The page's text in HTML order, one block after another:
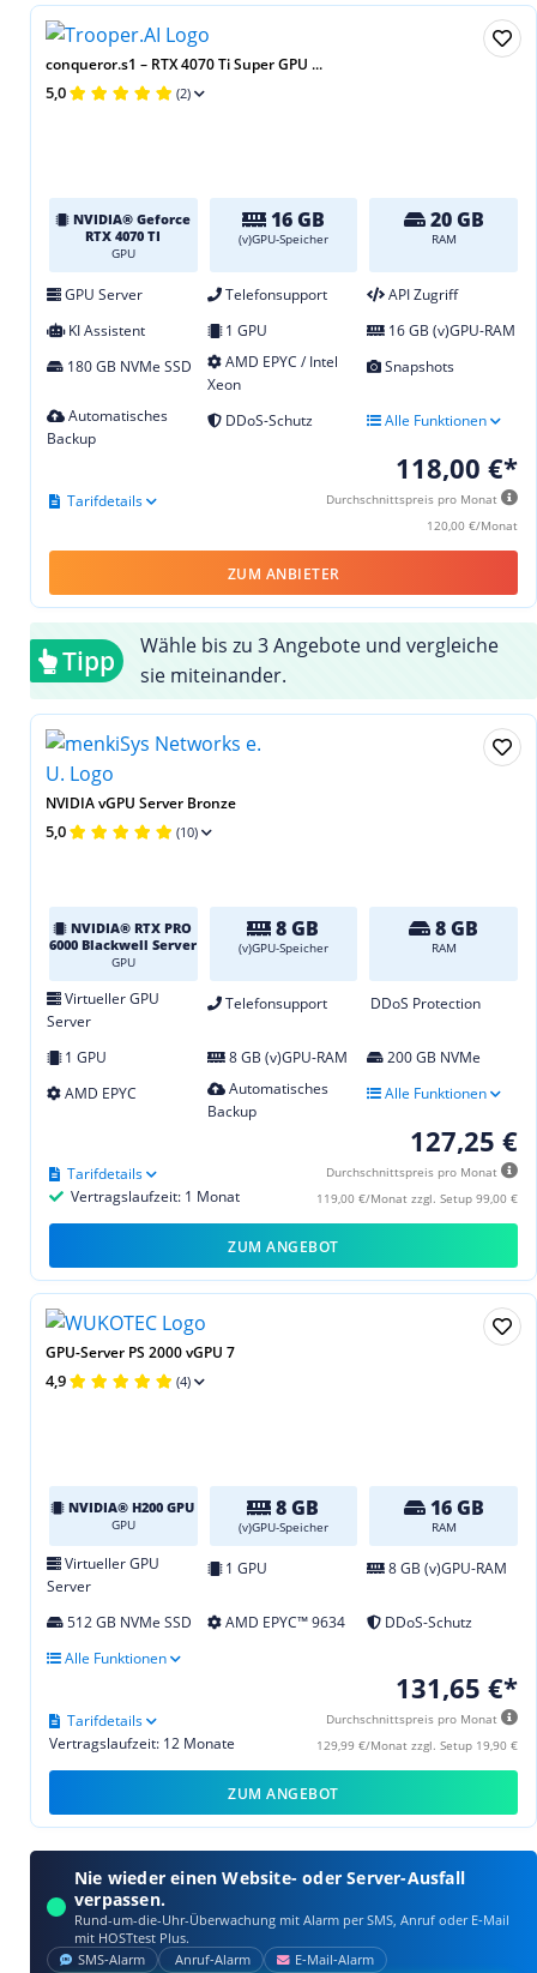
conqueror.s1 – RTX 4070 Ti Super GPU ...
5,0 (2)
NVIDIA® Geforce
RTX 4070 TI
GPU
16 GB
(v)GPU-Speicher
20 GB
RAM
GPU Server Telefonsupport
API Zugriff
KI Assistent
1 GPU
16 GB (v)GPU-RAM
180 GB NVMe SSD
AMD EPYC / Intel
Xeon
Snapshots
Automatisches
Backup
DDoS-Schutz Alle Funktionen
118,00 €*
Durchschnittspreis pro Monat
120,00 €/Monat
Tarifdetails
ZUM ANBIETER
Tipp
Wähle bis zu 3 Angebote und vergleiche
sie miteinander.
NVIDIA vGPU Server Bronze
5,0 (10)
NVIDIA® RTX PRO
6000 Blackwell Server
GPU
8 GB
(v)GPU-Speicher
8 GB
RAM
Virtueller GPU
Server
Telefonsupport DDoS Protection
1 GPU 8 GB (v)GPU-RAM
200 GB NVMe
AMD EPYC
Automatisches
Backup
Alle Funktionen
127,25 €
Durchschnittspreis pro Monat
119,00 €/Monat zzgl. Setup 99,00 €
Vertragslaufzeit: 1 Monat
Tarifdetails
ZUM ANGEBOT
GPU-Server PS 2000 vGPU 7
4,9 (4)
NVIDIA® H200 GPU
GPU
8 GB
(v)GPU-Speicher
16 GB
RAM
Virtueller GPU
Server
1 GPU 8 GB (v)GPU-RAM
512 GB NVMe SSD AMD EPYC™ 9634
DDoS-Schutz
Alle Funktionen
131,65 €*
Durchschnittspreis pro Monat
129,99 €/Monat zzgl. Setup 19,90 €
Vertragslaufzeit: 12 Monate
Tarifdetails
ZUM ANGEBOT
Nie wieder einen Website- oder Server-Ausfall
verpassen.
Rund-um-die-Uhr-Überwachung mit Alarm per SMS, Anruf oder E‑Mail
mit HOSTtest Plus.
SMS‑Alarm Anruf‑Alarm E‑Mail‑Alarm